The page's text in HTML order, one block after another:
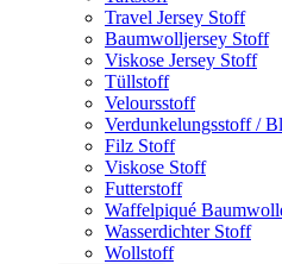
Travel Jersey Stoff
Baumwolljersey Stoff
Viskose Jersey Stoff
Tüllstoff
Veloursstoff
Verdunkelungsstoff /
Filz Stoff
Viskose Stoff
Futterstoff
Waffelpiqué
Wasserdichter Stoff
Wollstoff